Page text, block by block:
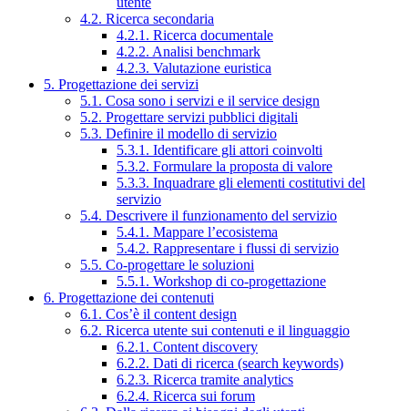
4.2. Ricerca secondaria
4.2.1. Ricerca documentale
4.2.2. Analisi benchmark
4.2.3. Valutazione euristica
5. Progettazione dei servizi
5.1. Cosa sono i servizi e il service design
5.2. Progettare servizi pubblici digitali
5.3. Definire il modello di servizio
5.3.1. Identificare gli attori coinvolti
5.3.2. Formulare la proposta di valore
5.3.3. Inquadrare gli elementi costitutivi del
servizio
5.4. Descrivere il funzionamento del servizio
5.4.1. Mappare l’ecosistema
5.4.2. Rappresentare i flussi di servizio
5.5. Co-progettare le soluzioni
5.5.1. Workshop di co-progettazione
6. Progettazione dei contenuti
6.1. Cos’è il content design
6.2. Ricerca utente sui contenuti e il linguaggio
6.2.1. Content discovery
6.2.2. Dati di ricerca (search keywords)
6.2.3. Ricerca tramite analytics
6.2.4. Ricerca sui forum